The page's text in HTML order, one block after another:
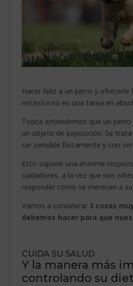
Hacer feliz a un perro y ofrecerle
necesita no es una tarea en
Todos entendemos que un
un objeto de exposición. Se
ser sensible físicamente y con
Esto supone una enorme
cuidadores, a la vez que nos
responder como se merecen a
Vamos a considerar 3 cosas
debemos hacer para que
CUIDA SU SALUD
Y la manera más
controlando su